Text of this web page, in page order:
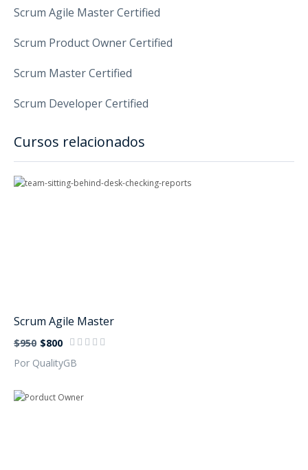
Scrum Agile Master Certified
Scrum Product Owner Certified
Scrum Master Certified
Scrum Developer Certified
Cursos relacionados
Scrum Agile Master
$950 $800
Por QualityGB